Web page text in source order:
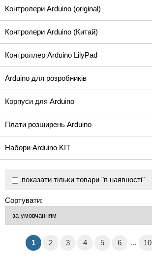
Контролери Arduino (original)
Контролери Arduino (Китай)
Контроллер Arduino LilyPad
Arduino для розробників
Корпуси для Arduino
Плати розширень Arduino
Набори Arduino KIT
показати тільки товари "в наявності"
Сортувати:
1 2 3 4 5 6 ... 10